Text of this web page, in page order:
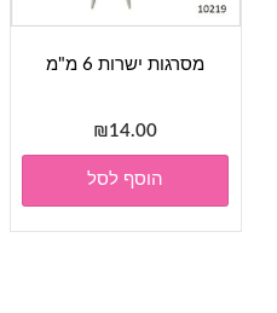
מסרגות ישרות 6 מ"מ
₪14.00
הוסף לסל